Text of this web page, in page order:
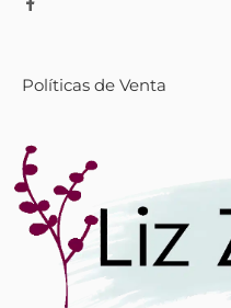
Políticas de Venta